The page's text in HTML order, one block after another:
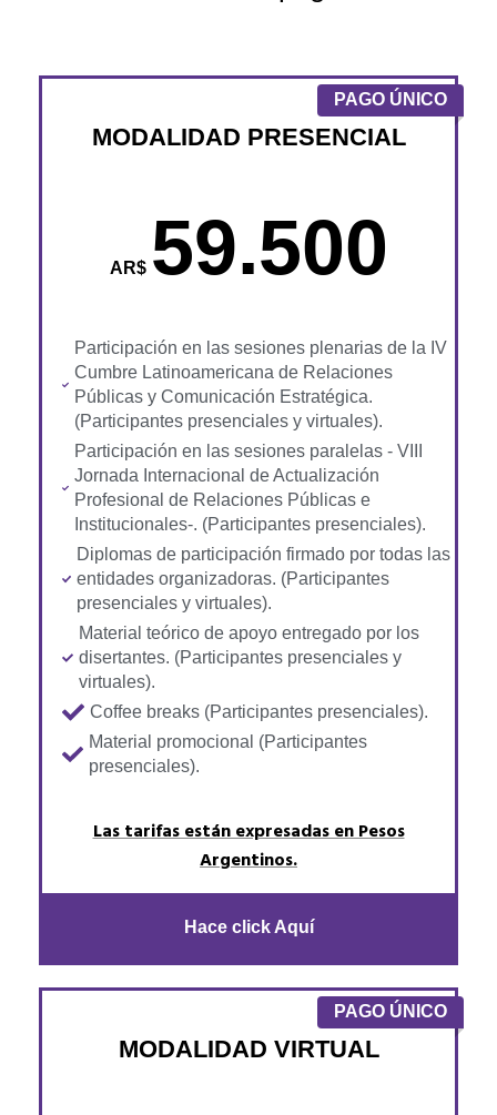
PAGO ÚNICO
MODALIDAD PRESENCIAL
AR$ 59.500
Participación en las sesiones plenarias de la IV
Cumbre Latinoamericana de Relaciones
Públicas y Comunicación Estratégica.
(Participantes presenciales y virtuales).
Participación en las sesiones paralelas - VIII
Jornada Internacional de Actualización
Profesional de Relaciones Públicas e
Institucionales-. (Participantes presenciales).
Diplomas de participación firmado por todas las
entidades organizadoras. (Participantes
presenciales y virtuales).
Material teórico de apoyo entregado por los
disertantes. (Participantes presenciales y
virtuales).
Coffee breaks (Participantes presenciales).
Material promocional (Participantes
presenciales).
Las tarifas están expresadas en Pesos
Argentinos.
Hace click Aquí
PAGO ÚNICO
MODALIDAD VIRTUAL